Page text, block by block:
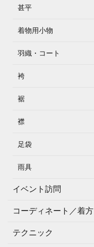
甚平
着物用小物
羽織・コート
袴
裾
襟
足袋
雨具
イベント訪問
コーディネート／着方
テクニック